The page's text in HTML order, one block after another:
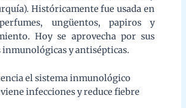
del árbolStyrax benzoinoriginario
y Tailandia. Es muy valorado en
su aroma dulce y balsámico, y se
y es expectorante